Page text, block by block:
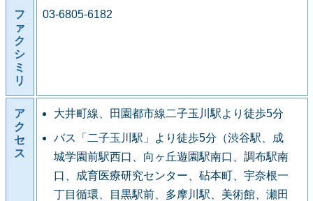
フ
ァ
ク
シ
ミ
リ
03-6805-6182
ア
ク
セ
ス
大井町線、田園都市線二子玉川駅より徒歩5分
バス「二子玉川駅」より徒歩5分（渋谷駅、成
城学園前駅西口、向ヶ丘遊園駅南口、調布駅南
口、成育医療研究センター、砧本町、宇奈根一
丁目循環、目黒駅前、多摩川駅、美術館、瀬田